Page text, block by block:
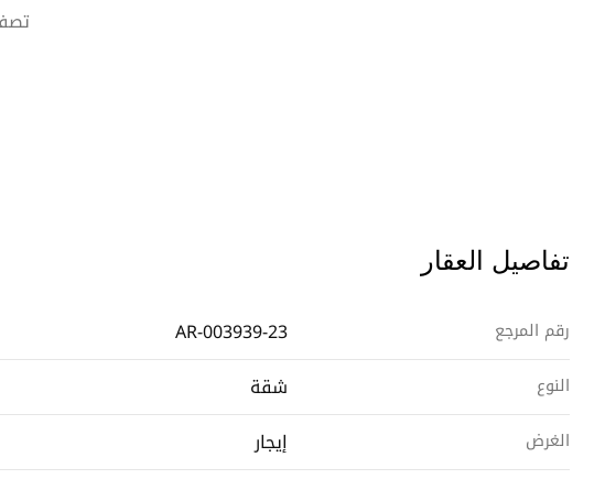
تفاصيل العقار
رقم المرجع AR-003939-23
النوع شقة
الغرض إيجار